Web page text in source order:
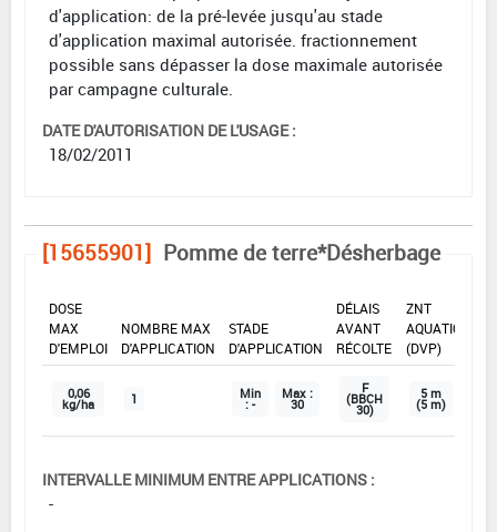
d'application: de la pré-levée jusqu'au stade
d'application maximal autorisée. fractionnement
possible sans dépasser la dose maximale autorisée
par campagne culturale.
DATE D'AUTORISATION DE L'USAGE :
18/02/2011
[15655901] Pomme de terre*Désherbage
DOSE
MAX
D'EMPLOI
NOMBRE MAX
D'APPLICATION
STADE
D'APPLICATION
DÉLAIS
AVANT
RÉCOLTE
ZNT
AQUATIQUE
(DVP)
0,06
kg/ha 1 Min
: -
Max :
30
F
(BBCH
30)
5 m
(5 m)
INTERVALLE MINIMUM ENTRE APPLICATIONS :
-